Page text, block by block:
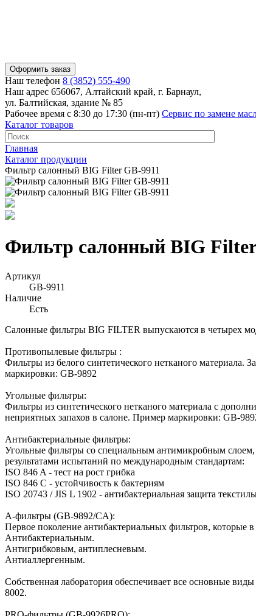
Оформить заказ
Наш телефон 8 (3852) 555-490
Наш адрес 656067, Алтайский край, г. Барнаул,
ул. Балтийская, здание № 85
Рабочее время с 8:30 до 17:30 (пн-пт) Сервис по замене
Каталог товаров
Главная
Каталог продукции
Фильтр салонный BIG Filter GB-9911
Фильтр салонный BIG Filter
Артикул
GB-9911
Наличие
Есть
Салонные фильтры BIG FILTER выпускаются в четырех
Противопылевые фильтры :
Фильтры из белого синтетического нетканого
маркировки: GB-9892
Угольные фильтры:
Фильтры из синтетического нетканого материала с
неприятных запахов в салоне. Пример маркировки: GB-
Антибактериальные фильтры:
Угольные фильтры со специальным антимикробным слоем,
результатами испытаний по международным стандартам:
ISO 846 A - тест на рост грибка
ISO 846 C - устойчивость к бактериям
ISO 20743 / JIS L 1902 - антибактериальная защита
А-фильтры (GB-9892/CA):
Первое поколение антибактериальных фильтров, которые
Антибактериальным.
Антигрибковым, антиплесневым.
Антиаллергенным.
Собственная лаборатория обеспечивает все основные
8002.